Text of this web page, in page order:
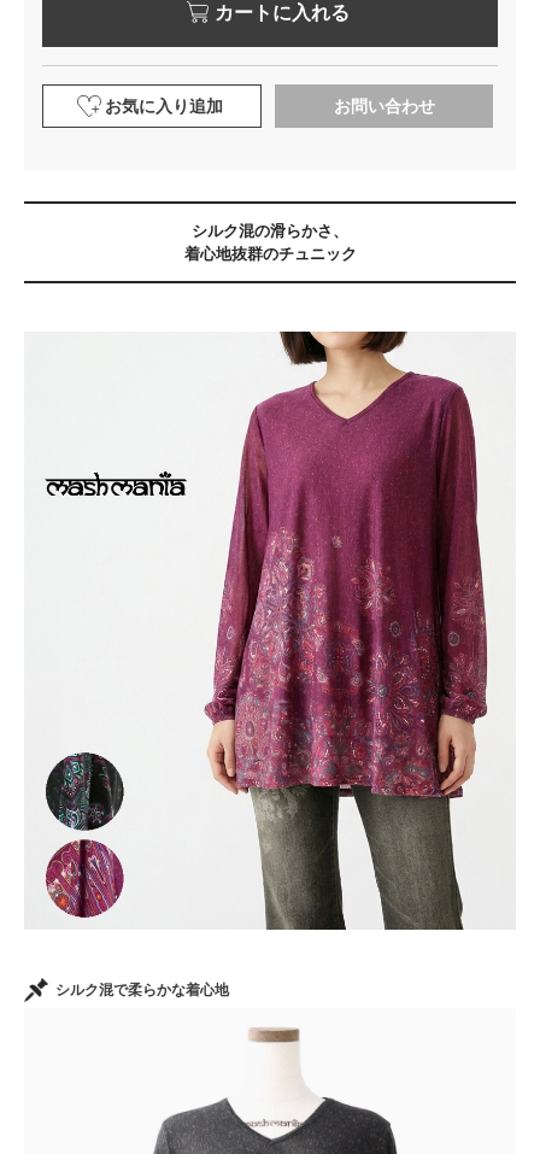
カートに入れる
お気に入り追加 お問い合わせ
シルク混の滑らかさ、
着心地抜群のチュニック
シルク混で柔らかな着心地